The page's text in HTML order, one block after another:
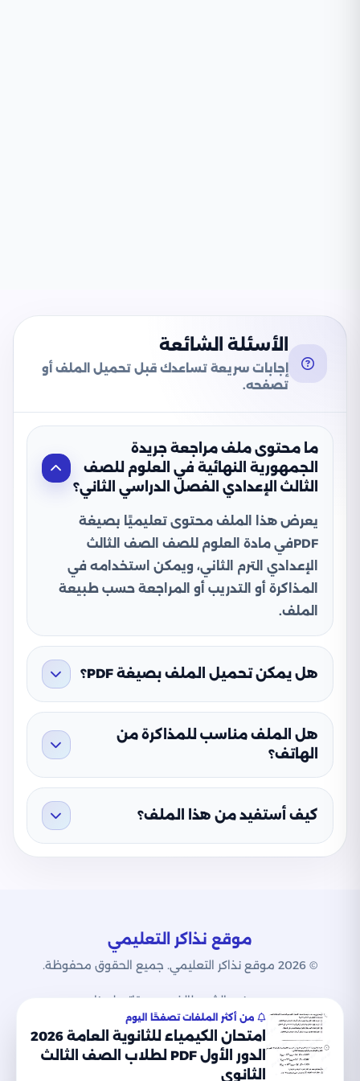
الأسئلة الشائعة
إجابات سريعة تساعدك قبل تحميل الملف أو
تصفحه.
ما محتوى ملف مراجعة جريدة
الجمهورية النهائية في العلوم للصف
الثالث الإعدادي الفصل الدراسي الثاني؟
يعرض هذا الملف محتوى تعليميًا بصيغة
PDFفي مادة العلوم للصف الصف الثالث
الإعدادي الترم الثاني، ويمكن استخدامه في
المذاكرة أو التدريب أو المراجعة حسب طبيعة
الملف.
هل يمكن تحميل الملف بصيغة PDF؟
هل الملف مناسب للمذاكرة من
الهاتف؟
كيف أستفيد من هذا الملف؟
موقع نذاكر التعليمي
© 2026 موقع نذاكر التعليمي. جميع الحقوق محفوظة.
من نحن الشروطالخصوصيةاتصل بنا
من أكثر الملفات تصفحًا اليوم
امتحان الكيمياء للثانوية العامة 2026
الدور الأول PDF لطلاب الصف الثالث
الثانوي